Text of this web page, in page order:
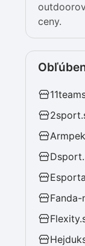
ceny.
Fanda-